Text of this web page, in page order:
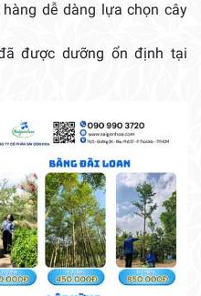
dễ dàng lựa chọn cây
được dưỡng ổn định tại